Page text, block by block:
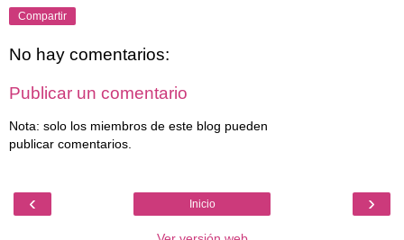
Compartir
No hay comentarios:
Publicar un comentario
Nota: solo los miembros de este blog pueden
publicar comentarios.
‹ ›
Inicio